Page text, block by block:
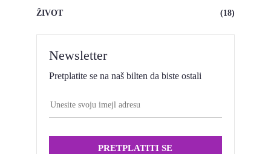
ŽIVOT
(18)
Newsletter
Pretplatite se na naš bilten da biste ostali
PRETPLATITI SE